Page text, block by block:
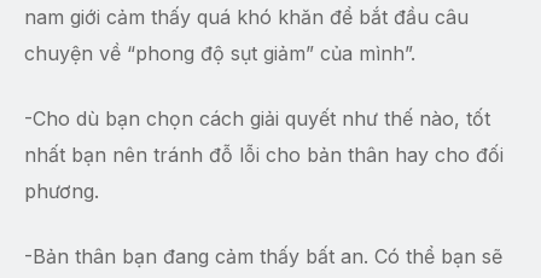
nam giới cảm thấy quá khó khăn để bắt đầu câu
chuyện về “phong độ sụt giảm” của mình”.
-Cho dù bạn chọn cách giải quyết như thế nào, tốt
nhất bạn nên tránh đỗ lỗi cho bản thân hay cho đối
phương.
-Bản thân bạn đang cảm thấy bất an. Có thể bạn sẽ